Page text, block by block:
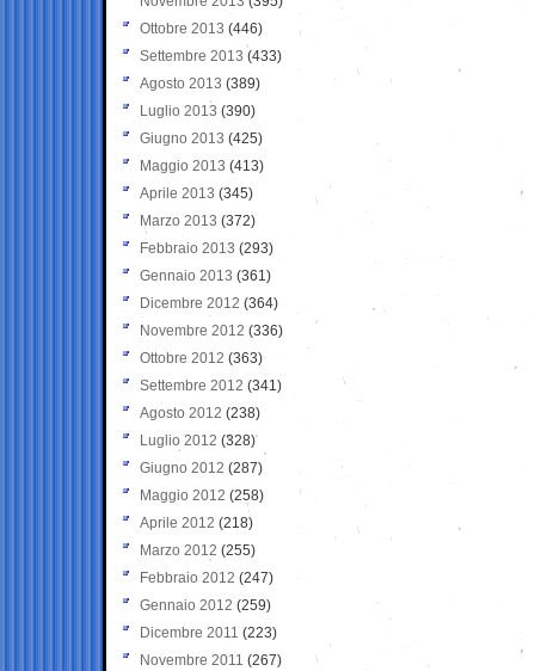
Ottobre 2013 (446)
Settembre 2013 (433)
Agosto 2013 (389)
Luglio 2013 (390)
Giugno 2013 (425)
Maggio 2013 (413)
Aprile 2013 (345)
Marzo 2013 (372)
Febbraio 2013 (293)
Gennaio 2013 (361)
Dicembre 2012 (364)
Novembre 2012 (336)
Ottobre 2012 (363)
Settembre 2012 (341)
Agosto 2012 (238)
Luglio 2012 (328)
Giugno 2012 (287)
Maggio 2012 (258)
Aprile 2012 (218)
Marzo 2012 (255)
Febbraio 2012 (247)
Gennaio 2012 (259)
Dicembre 2011 (223)
Novembre 2011 (267)